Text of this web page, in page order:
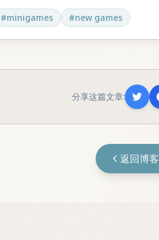
#minigames #new games
分享这篇文章:
返回博客